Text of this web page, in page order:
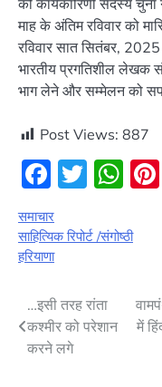
माह के अंतिम रविवार को
रविवार सात सितंबर,
भारतीय प्रगतिशील लेखक
भाग लेने और सम्मेलन को
Post Views: 887
समाचार
साहित्यिक रिपोर्ट /संगोष्ठी
हरियाणा
Post
navigation
…इसी तरह रांता
कश्मीर को परेशान
करने लगे
में